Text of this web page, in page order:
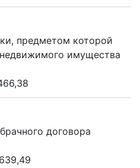
предметом которой
имущества
договора